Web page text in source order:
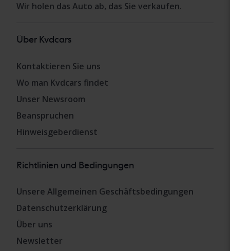
Wir holen das Auto ab, das Sie verkaufen.
Über Kvdcars
Kontaktieren Sie uns
Wo man Kvdcars findet
Unser Newsroom
Beanspruchen
Hinweisgeberdienst
Richtlinien und Bedingungen
Unsere Allgemeinen Geschäftsbedingungen
Datenschutzerklärung
Über uns
Newsletter